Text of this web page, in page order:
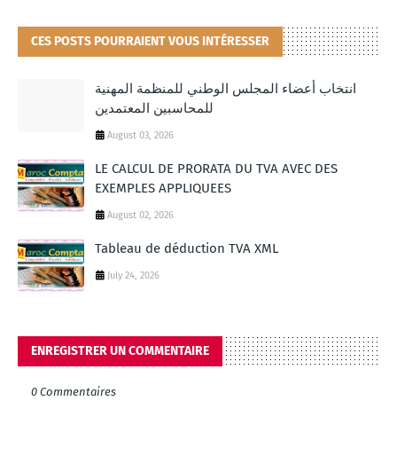
CES POSTS POURRAIENT VOUS INTÉRESSER
انتخاب أعضاء المجلس الوطني للمنظمة المهنية
للمحاسبين المعتمدين
August 03, 2026
LE CALCUL DE PRORATA DU TVA AVEC DES
EXEMPLES APPLIQUEES
August 02, 2026
Tableau de déduction TVA XML
July 24, 2026
ENREGISTRER UN COMMENTAIRE
0 Commentaires